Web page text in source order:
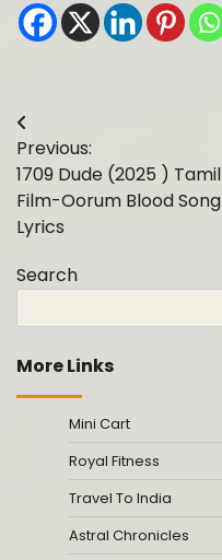
Post
navigation
Previous:
1709 Dude (2025 ) Tamil
Film-Oorum Blood Song
Lyrics
Search
More Links
Mini Cart
Royal Fitness
Travel To India
Astral Chronicles